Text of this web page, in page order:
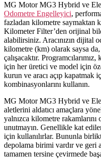
MG Motor MG3 Hybrid ve
Odometre Engelleyici,
fazladan kilometre saymaktan
Kilometer Filter’den orijinal
alabilirsiniz. Aracınızın dijital
kilometre (km) olarak saysa
çalışacaktır.
için her üretici ve model için
kurun ve aracı açıp kapatmak
kombinasyonlarını kullanın.
MG Motor MG3 Hybrid ve
aletlerini aldatıcı amaçlara
yalnızca kilometre
unutmayın. Genellikle kat
için kullanılırlar. Bununla
depolama birimi vardır ve geri
tamamen tersine çevirmede